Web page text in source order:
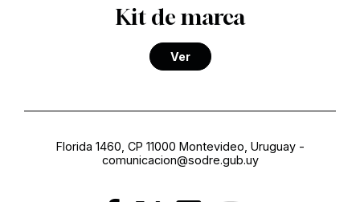
Kit de marca
Ver
Florida 1460, CP 11000 Montevideo, Uruguay-
comunicacion@sodre.gub.uy